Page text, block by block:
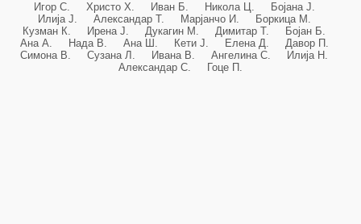
Игор С. Христо Х. Иван Б. Никола Ц. Бојана Ј.
Илија Ј. Александар Т. Марјанчо И. Боркица М.
Кузман К. Ирена Ј. Дукагин М. Димитар Т. Бојан Б.
Ана А. Нада В. Ана Ш. Кети Ј. Елена Д. Давор П.
Симона В. Сузана Л. Ивана В. Ангелина С. Илија Н.
Александар С. Гоце П.